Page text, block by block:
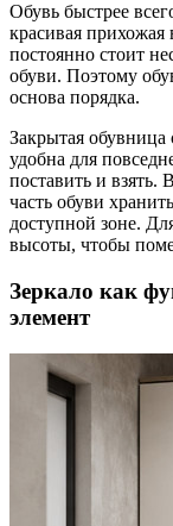
Обувь быстрее
красивая прихожая
постоянно стоит
обуви. Поэтому
основа порядка.
Закрытая
удобна для
поставить и взять.
часть обуви
доступной зоне.
высоты, чтобы
Зеркало как
элемент